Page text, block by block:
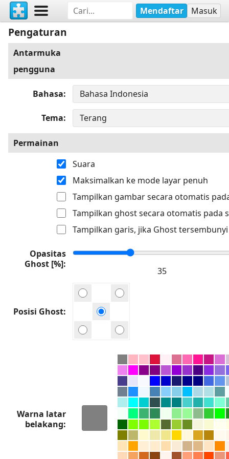
Mendaftar Masuk
Pengaturan
Antarmuka
pengguna
Bahasa
Tema
Permainan
Suara
Maksimalkan ke mode layar penuh
Tampilkan gambar secara otomatis
Tampilkan ghost secara otomatis pada
Tampilkan garis, jika Ghost tersembunyi
Opasitas
Ghost [%]
Posisi Ghost
Warna latar
belakang